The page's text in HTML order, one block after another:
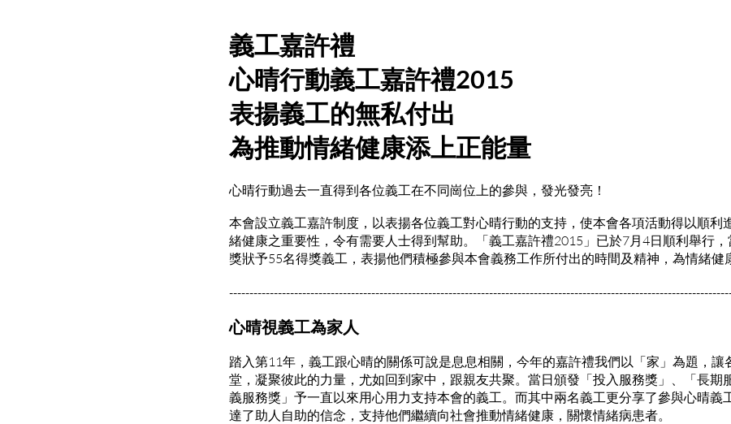
義工嘉許禮
心晴行動義工嘉許禮2015
表揚義工的無私付出
為推動情緒健康添上正能量
心晴行動過去一直得到各位義工在不同崗位上的參與，發光發亮！
本會設立義工嘉許制度，以表揚各位義工對心晴行動的支持，使本會各項活動得以順利
緒健康之重要性，令有需要人士得到幫助。「義工嘉許禮2015」已於7月4日順利舉行
獎狀予55名得獎義工，表揚他們積極參與本會義務工作所付出的時間及精神，為情緒健
心晴視義工為家人
踏入第11年，義工跟心晴的關係可說是息息相關，今年的嘉許禮我們以「家」為題，讓
堂，凝聚彼此的力量，尤如回到家中，跟親友共聚。當日頒發「投入服務獎」、「長期
義服務獎」予一直以來用心用力支持本會的義工。而其中兩名義工更分享了參與心晴義
達了助人自助的信念，支持他們繼續向社會推動情緒健康，關懷情緒病患者。